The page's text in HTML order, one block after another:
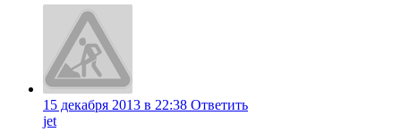
15 декабря 2013 в 22:38 Ответить
jet